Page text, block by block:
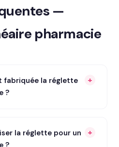
—
pharmacie
fabriquée la réglette
?
la réglette pour un
?